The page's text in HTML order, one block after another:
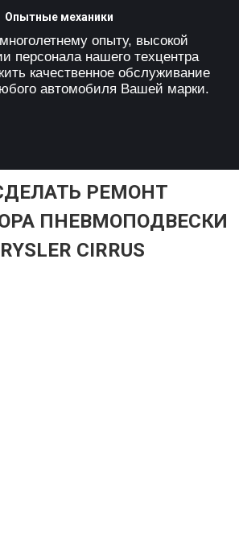
Опытные механики
опыту, высокой
персонала нашего техцентра
качественное обслуживание
автомобиля Вашей марки.
РЕМОНТ
ПНЕВМОПОДВЕСКИ
CIRRUS